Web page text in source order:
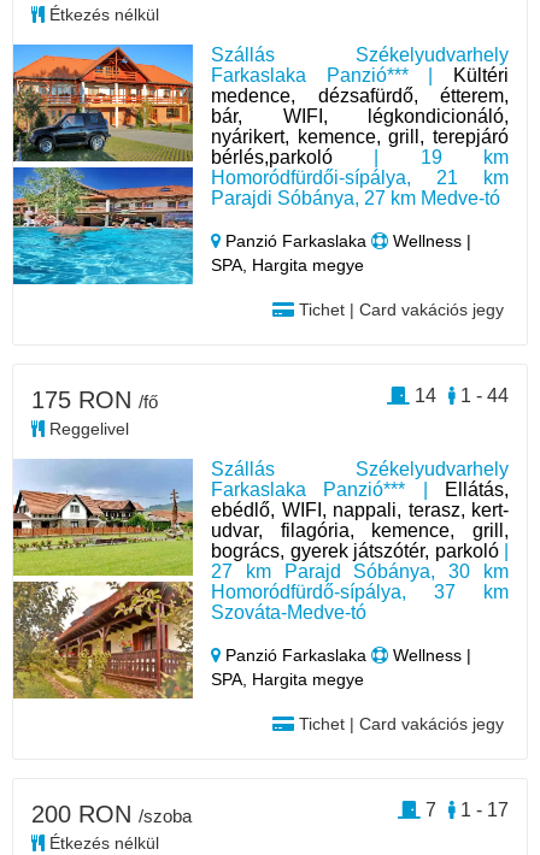
Szállás Székelyudvarhely
Farkaslaka Panzió*** |
Kültéri
medence, dézsafürdő, étterem,
bár, WIFI, légkondicionáló,
nyárikert, kemence, grill, terepjáró
bérlés,parkoló | 19 km
Homoródfürdői-sípálya, 21 km
Parajdi Sóbánya, 27 km Medve-tó
Panzió Farkaslaka
Wellness |
SPA, Hargita megye
Tichet | Card vakációs jegy
Étkezés nélkül
Szállás Székelyudvarhely
Farkaslaka Panzió*** |
Ellátás,
ebédlő, WIFI, nappali, terasz, kert-
udvar, filagória, kemence, grill,
bogrács, gyerek játszótér, parkoló|
27 km Parajd Sóbánya, 30 km
Homoródfürdő-sípálya, 37 km
Szováta-Medve-tó
Panzió Farkaslaka
Wellness |
SPA, Hargita megye
Tichet | Card vakációs jegy
175 RON /fő
Reggelivel
1 - 44
14
200 RON /szoba
Étkezés nélkül
1 - 17
7